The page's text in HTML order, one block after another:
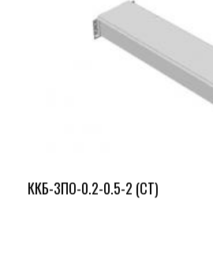
ККБ-3ПО-0.2-0.5-2 (СТ)